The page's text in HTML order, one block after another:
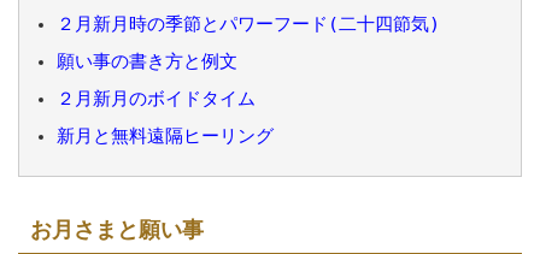
２月新月時の季節とパワーフード(二十四節気)
願い事の書き方と例文
２月新月のボイドタイム
新月と無料遠隔ヒーリング
お月さまと願い事